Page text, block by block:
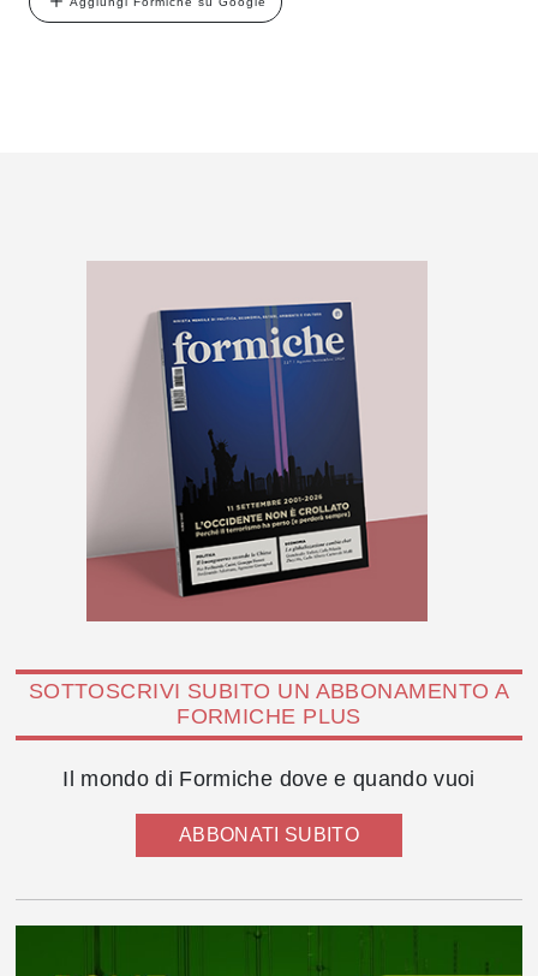
SOTTOSCRIVI SUBITO UN ABBONAMENTO A
FORMICHE PLUS
Il mondo di Formiche dove e quando vuoi
ABBONATI SUBITO